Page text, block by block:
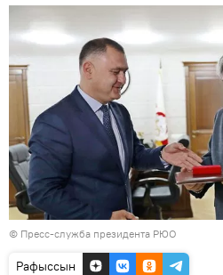
© Пресс-служба президента РЮО
Рафыссын